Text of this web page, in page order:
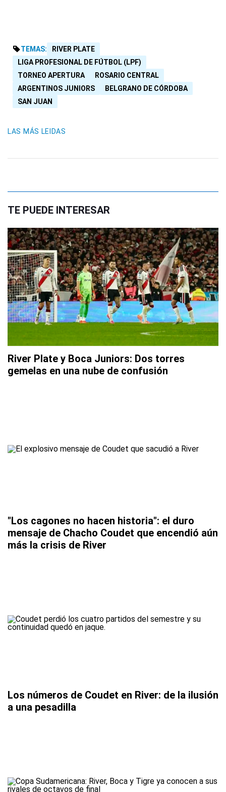
TEMAS:
RIVER PLATE
LIGA PROFESIONAL DE FÚTBOL (LPF)
TORNEO APERTURA
ROSARIO CENTRAL
ARGENTINOS JUNIORS
BELGRANO DE CÓRDOBA
SAN JUAN
LAS MÁS LEIDAS
TE PUEDE INTERESAR
River Plate y Boca Juniors: Dos torres
gemelas en una nube de confusión
"Los cagones no hacen historia": el duro
mensaje de Chacho Coudet que encendió aún
más la crisis de River
Los números de Coudet en River: de la ilusión
a una pesadilla